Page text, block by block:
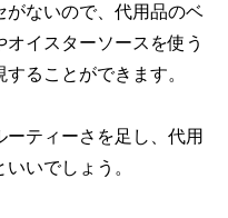
がないので、代用品のベ
イスターソースを使う
ることができます。
ーティーさを足し、代用
いでしょう。